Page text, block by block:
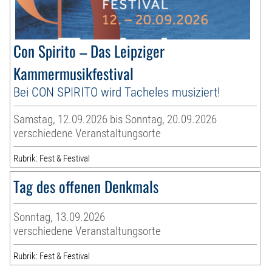
Con Spirito – Das Leipziger
Kammermusikfestival
Bei CON SPIRITO wird Tacheles musiziert!
Samstag, 12.09.2026 bis Sonntag, 20.09.2026
verschiedene Veranstaltungsorte
Rubrik: Fest & Festival
Tag des offenen Denkmals
Sonntag, 13.09.2026
verschiedene Veranstaltungsorte
Rubrik: Fest & Festival